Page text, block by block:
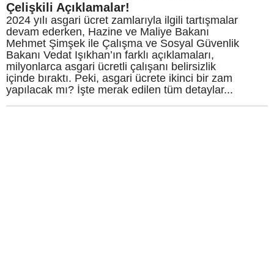
Çelişkili Açıklamalar!
2024 yılı asgari ücret zamlarıyla ilgili tartışmalar
devam ederken, Hazine ve Maliye Bakanı
Mehmet Şimşek ile Çalışma ve Sosyal Güvenlik
Bakanı Vedat Işıkhan’ın farklı açıklamaları,
milyonlarca asgari ücretli çalışanı belirsizlik
içinde bıraktı. Peki, asgari ücrete ikinci bir zam
yapılacak mı? İşte merak edilen tüm detaylar...